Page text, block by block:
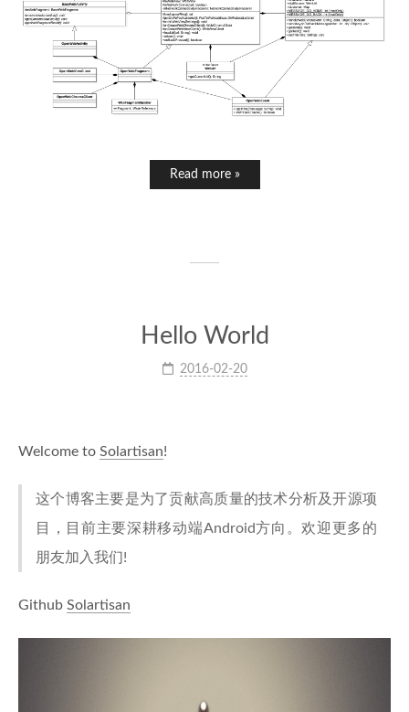
Read more »
Hello World
2016-02-20
Welcome to Solartisan!
这个博客主要是为了贡献高质量的技术分析及开源项
目，目前主要深耕移动端Android方向。欢迎更多的
朋友加入我们!
Github Solartisan